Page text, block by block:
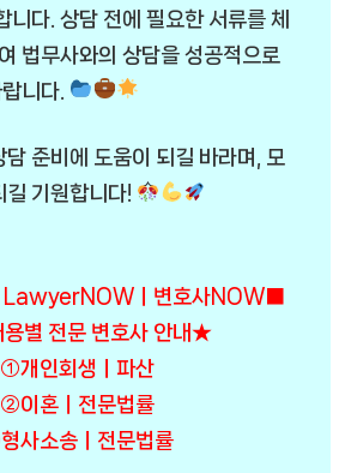
니다. 상담 전에 필요한 서류를 체
법무사와의 상담을 성공적으로
니다.
담 준비에 도움이 되길 바라며, 모
길 기원합니다!
LawyerNOWㅣ변호사NOW■
별 전문 변호사 안내★
①개인회생ㅣ파산
②이혼ㅣ전문법률
사소송ㅣ전문법률